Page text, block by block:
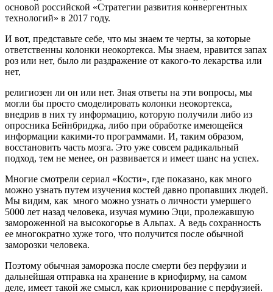
основой российской «Стратегии развития конвергентных
технологий» в 2017 году.
И вот, представьте себе, что мы знаем те черты, за которые
ответственны колонки неокортекса. Мы знаем, нравится запах
роз или нет, было ли раздражение от какого-то лекарства или
нет,
религиозен ли он или нет. Зная ответы на эти вопросы, мы
могли бы просто смоделировать колонки неокортекса,
внедрив в них ту информацию, которую получили либо из
опросника Бейнбриджа, либо при обработке имеющейся
информации какими-то программами. И, таким образом,
восстановить часть мозга. Это уже совсем радикальный
подход, тем не менее, он развивается и имеет шанс на успех.
Многие смотрели сериал «Кости», где показано, как много
можно узнать путем изучения костей давно пропавших людей.
Мы видим, как много можно узнать о личности умершего
5000 лет назад человека, изучая мумию Эци, пролежавшую
замороженной на высокогорье в Альпах. А ведь сохранность
ее многократно хуже того, что получится после обычной
заморозки человека.
Поэтому обычная заморозка после смерти без перфузии и
дальнейшая отправка на хранение в криофирму, на самом
деле, имеет такой же смысл, как крионирование с перфузией.